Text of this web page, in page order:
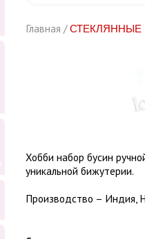
Главная / СТЕКЛЯННЫЕ
Хобби набор бусин
уникальной бижутерии.
Производство – Индия,